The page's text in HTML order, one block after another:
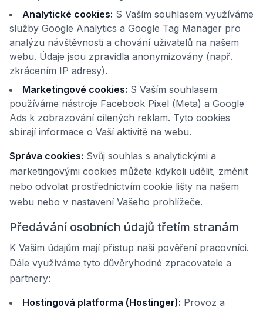
Analytické cookies: S Vaším souhlasem využíváme
služby Google Analytics a Google Tag Manager pro
analýzu návštěvnosti a chování uživatelů na našem
webu. Údaje jsou zpravidla anonymizovány (např.
zkrácením IP adresy).
Marketingové cookies: S Vaším souhlasem
používáme nástroje Facebook Pixel (Meta) a Google
Ads k zobrazování cílených reklam. Tyto cookies
sbírají informace o Vaší aktivitě na webu.
Správa cookies: Svůj souhlas s analytickými a
marketingovými cookies můžete kdykoli udělit, změnit
nebo odvolat prostřednictvím cookie lišty na našem
webu nebo v nastavení Vašeho prohlížeče.
Předávání osobních údajů třetím stranám
K Vašim údajům mají přístup naši pověření pracovníci.
Dále využíváme tyto důvěryhodné zpracovatele a
partnery:
Hostingová platforma (Hostinger): Provoz a